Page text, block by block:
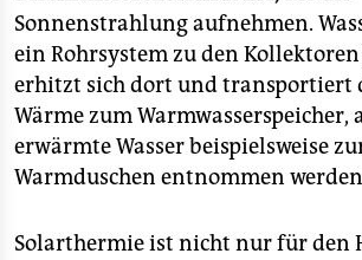
Sonnenstrahlung aufnehmen.
ein Rohrsystem zu den
erhitzt sich dort und transportiert
Wärme zum Warmwasserspeicher,
erwärmte Wasser beispielsweise
Warmduschen entnommen
Solarthermie ist nicht nur für den